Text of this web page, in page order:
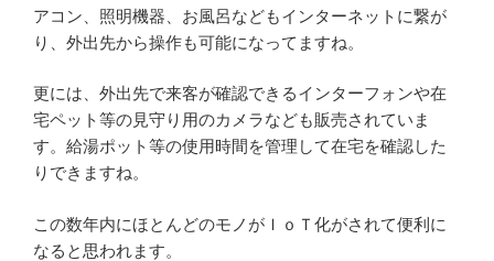
アコン、照明機器、お風呂などもインターネットに繋が
り、外出先から操作も可能になってますね。
更には、外出先で来客が確認できるインターフォンや在
宅ペット等の見守り用のカメラなども販売されていま
す。給湯ポット等の使用時間を管理して在宅を確認した
りできますね。
この数年内にほとんどのモノがＩｏＴ化がされて便利に
なると思われます。